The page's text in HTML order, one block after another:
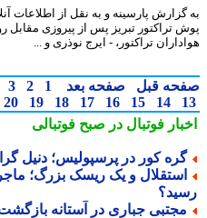
پارسینه و به نقل از اطلاعات
تراکتور تبریز پس از پیروزی مقابل
تراکتور، - ایرج نوذری و ...
قبل صفحه بعد 1
2
3
4
14
15
16
17
18
19
20
فوتبال در صبح فوتبالی
کور در پرسپولیس؛ دنیل گرا
و یک ریسک بزرگ؛ ماجرای
جباری در آستانه بازگشت به